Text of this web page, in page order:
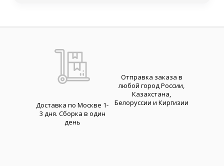
Доставка по Москве 1-
3 дня. Cборка в один
день
Отправка заказа в
любой город России,
Казахстана,
Белоруссии и Киргизии